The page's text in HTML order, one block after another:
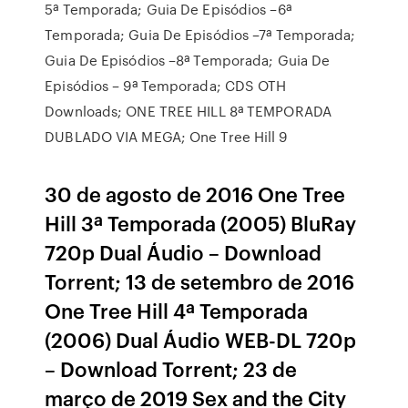
5ª Temporada; Guia De Episódios –6ª
Temporada; Guia De Episódios –7ª Temporada;
Guia De Episódios –8ª Temporada; Guia De
Episódios – 9ª Temporada; CDS OTH
Downloads; ONE TREE HILL 8ª TEMPORADA
DUBLADO VIA MEGA; One Tree Hill 9
30 de agosto de 2016 One Tree
Hill 3ª Temporada (2005) BluRay
720p Dual Áudio – Download
Torrent; 13 de setembro de 2016
One Tree Hill 4ª Temporada
(2006) Dual Áudio WEB-DL 720p
– Download Torrent; 23 de
março de 2019 Sex and the City